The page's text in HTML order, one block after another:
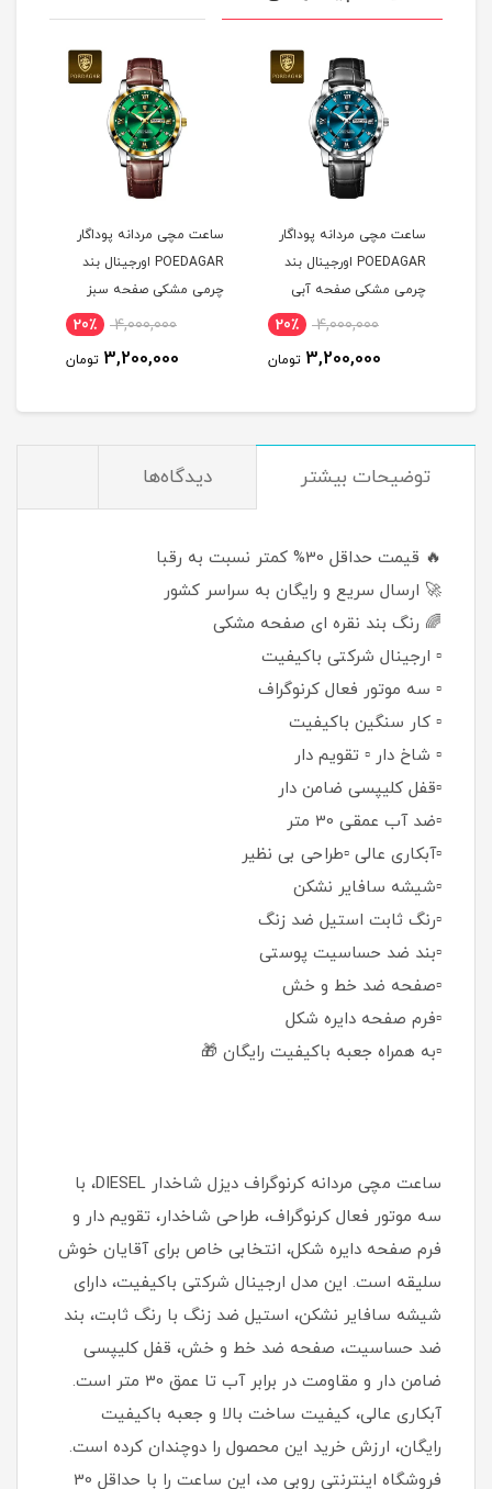
ساعت مچی مردانه پوداگار
POEDAGAR اورجينال بند
چرمی مشکی صفحه آبی
نسخه اروپايی4,000,000 20٪
3,200,000 تومان
ساعت مچی مردانه پوداگار
POEDAGAR اورجينال بند
چرمی مشکی صفحه سبز
نسخه اروپايی4,000,000 20٪
3,200,000 تومان
توضيحات بيشتر دیدگاه‌ها
🔥 قیمت حداقل 30% کمتر نسبت به رقبا
🚀 ارسال سریع و رایگان به سراسر کشور
🌈 رنگ بند نقره ای صفحه مشکی
▫️ ارجینال شرکتی باکیفیت
▫️ سه موتور فعال کرنوگراف
▫️ کار سنگین باکیفیت
▫️ شاخ دار ▫️ تقویم دار
▫️قفل کلیپسی ضامن دار
▫️ضد آب عمقی 30 متر
▫️آبکاری عالی ▫️طراحی بی نظیر
▫️شیشه سافایر نشکن
▫️رنگ ثابت استیل ضد زنگ
▫️بند ضد حساسیت پوستی
▫️صفحه ضد خط و خش
▫️فرم صفحه دایره شکل
▫️به همراه جعبه باکیفیت رایگان 🎁
ساعت مچی مردانه کرنوگراف دیزل شاخدار DIESEL، با
سه موتور فعال کرنوگراف، طراحی شاخدار، تقویم دار و
فرم صفحه دایره شکل، انتخابی خاص برای آقایان خوش
سلیقه است. این مدل ارجینال شرکتی باکیفیت، دارای
شیشه سافایر نشکن، استیل ضد زنگ با رنگ ثابت، بند
ضد حساسیت، صفحه ضد خط و خش، قفل کلیپسی
ضامن دار و مقاومت در برابر آب تا عمق 30 متر است.
آبکاری عالی، کیفیت ساخت بالا و جعبه باکیفیت
رایگان، ارزش خرید این محصول را دوچندان کرده است.
فروشگاه اینترنتی روبی مد، این ساعت را با حداقل 30